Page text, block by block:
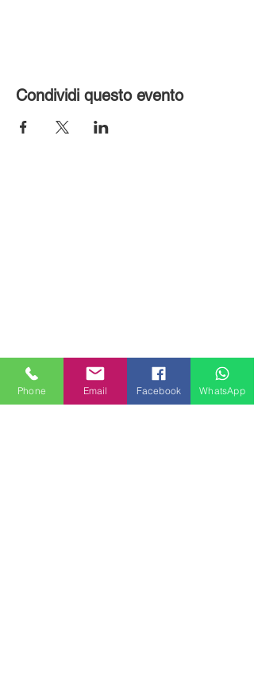
Condividi questo evento
MILANHOUSES
Phone Email Facebook WhatsApp